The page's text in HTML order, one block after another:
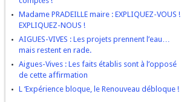
Madame PRADEILLE maire : EXPLIQUEZ-VOUS !
EXPLIQUEZ-NOUS !
AIGUES-VIVES : Les projets prennent l’eau…
mais restent en rade.
Aigues-Vives : Les faits établis sont à l’opposé
de cette affirmation
L ‘Expérience bloque, le Renouveau débloque !